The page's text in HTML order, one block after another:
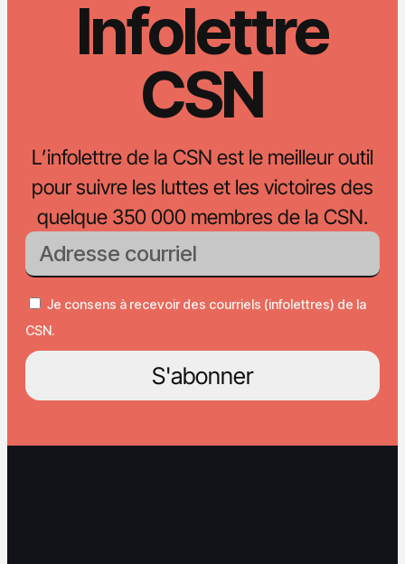
Infolettre
CSN
L’infolettre de la CSN est le meilleur outil
pour suivre les luttes et les victoires des
quelque 350 000 membres de la CSN.
Je consens à recevoir des courriels (infolettres) de la
CSN.
S'abonner